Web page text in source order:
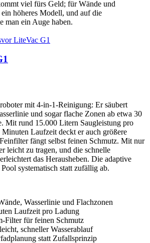
viel fürs Geld; für Wände und
höheres Modell, und auf die
man ein Auge haben.
mit 4-in-1-Reinigung: Er säubert
und sogar flache Zonen ab etwa 30
Mit rund 15.000 Litern Saugleistung pro
Laufzeit deckt er auch größere
fängt selbst feinen Schmutz. Mit nur
leicht zu tragen, und die schnelle
das Herausheben. Die adaptive
systematisch statt zufällig ab.
Wasserlinie und Flachzonen
Laufzeit pro Ladung
Filter für feinen Schmutz
schneller Wasserablauf
statt Zufallsprinzip